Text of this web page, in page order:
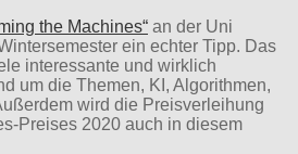
the Machines“ an der Uni
ein echter Tipp. Das
interessante und wirklich
um die Themen, KI, Algorithmen,
wird die Preisverleihung
Preises 2020 auch in diesem